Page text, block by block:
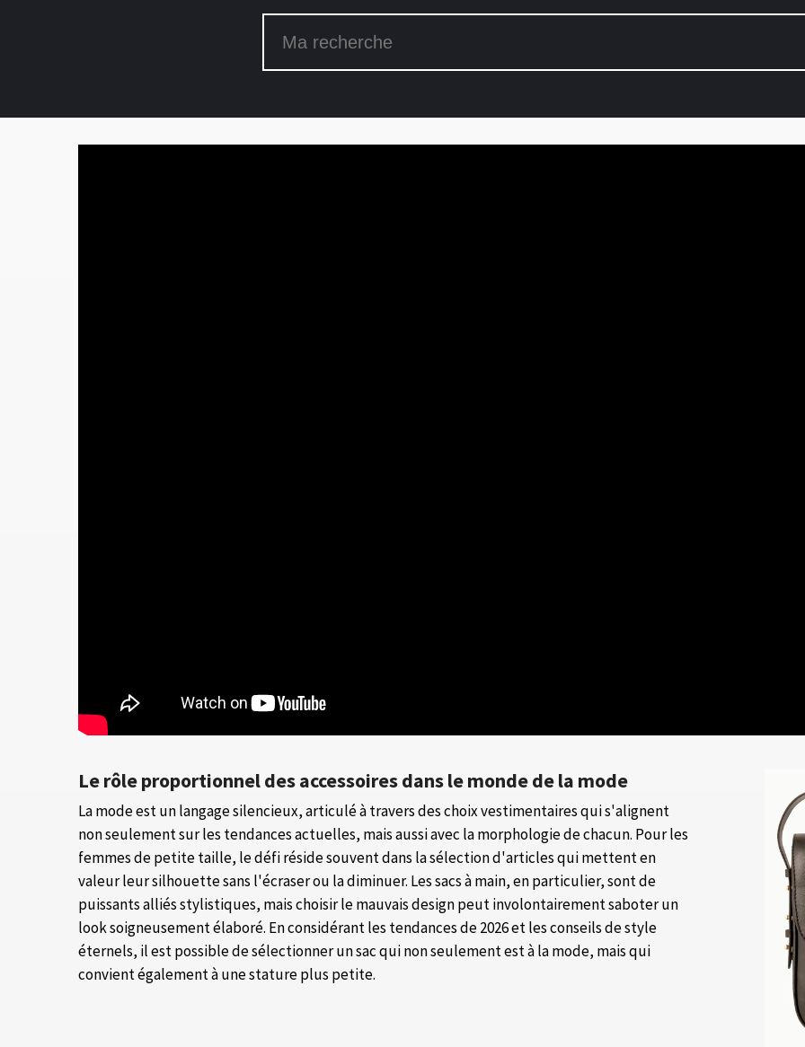
Le rôle proportionnel des accessoires dans le monde de la mode
La mode est un langage silencieux, articulé à travers des choix vestimentaires qui s'alignent
non seulement sur les tendances actuelles, mais aussi avec la morphologie de chacun. Pour les
femmes de petite taille, le défi réside souvent dans la sélection d'articles qui mettent en
valeur leur silhouette sans l'écraser ou la diminuer. Les sacs à main, en particulier, sont de
puissants alliés stylistiques, mais choisir le mauvais design peut involontairement saboter un
look soigneusement élaboré. En considérant les tendances de 2026 et les conseils de style
éternels, il est possible de sélectionner un sac qui non seulement est à la mode, mais qui
convient également à une stature plus petite.